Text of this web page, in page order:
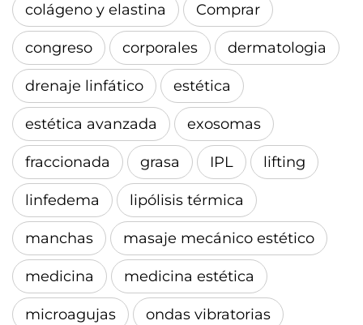
colágeno y elastina Comprar
congreso corporales dermatologia
drenaje linfático estética
estética avanzada exosomas
fraccionada grasa IPL lifting
linfedema lipólisis térmica
manchas masaje mecánico estético
medicina medicina estética
microagujas ondas vibratorias